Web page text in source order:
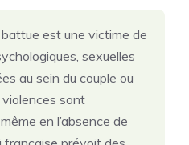
est une victime de
sexuelles
au sein du couple ou
sont
en l’absence de